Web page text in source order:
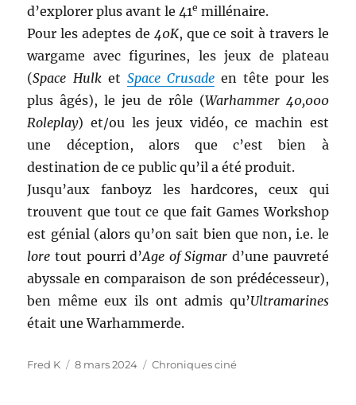
d’explorer plus avant le 41e millénaire.
Pour les adeptes de 40K, que ce soit à travers le
wargame avec figurines, les jeux de plateau
(Space Hulket Space Crusade en tête pour les
plus âgés), le jeu de rôle (Warhammer 40,000
Roleplay) et/ou les jeux vidéo, ce machin est
une déception, alors que c’est bien à
destination de ce public qu’il a été produit.
Jusqu’aux fanboyz les hardcores, ceux qui
trouvent que tout ce que fait Games Workshop
est génial (alors qu’on sait bien que non, i.e. le
lore tout pourri d’Age of Sigmar d’une pauvreté
abyssale en comparaison de son prédécesseur),
ben même eux ils ont admis qu’Ultramarines
était une Warhammerde.
Auteur
Fred K
Publié
8 mars 2024 Catégories
Chroniques ciné